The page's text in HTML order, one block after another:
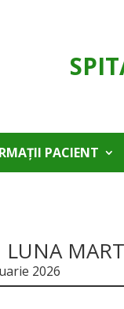
PACIENT
LUNA
2026